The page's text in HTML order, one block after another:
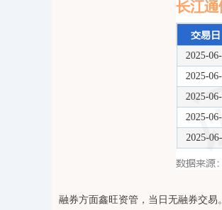
融券方面鑫旺资管，当日无融券交易。